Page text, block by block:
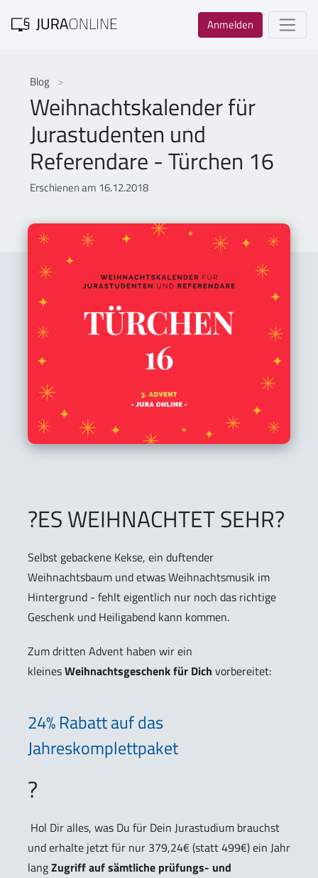
Anmelden
Blog
Weihnachtskalender für
Jurastudenten und
Referendare - Türchen 16
Erschienen am 16.12.2018
?ES WEIHNACHTET SEHR?
Selbst gebackene Kekse, ein duftender
Weihnachtsbaum und etwas Weihnachtsmusik im
Hintergrund - fehlt eigentlich nur noch das richtige
Geschenk und Heiligabend kann kommen.
Zum dritten Advent haben wir ein
kleinesWeihnachtsgeschenk für Dich vorbereitet:
24% Rabatt auf das
Jahreskomplettpaket
?
Hol Dir alles, was Du für Dein Jurastudium brauchst
und erhalte jetzt für nur 379,24€ (statt 499€) ein Jahr
langZugriff auf sämtliche prüfungs- und